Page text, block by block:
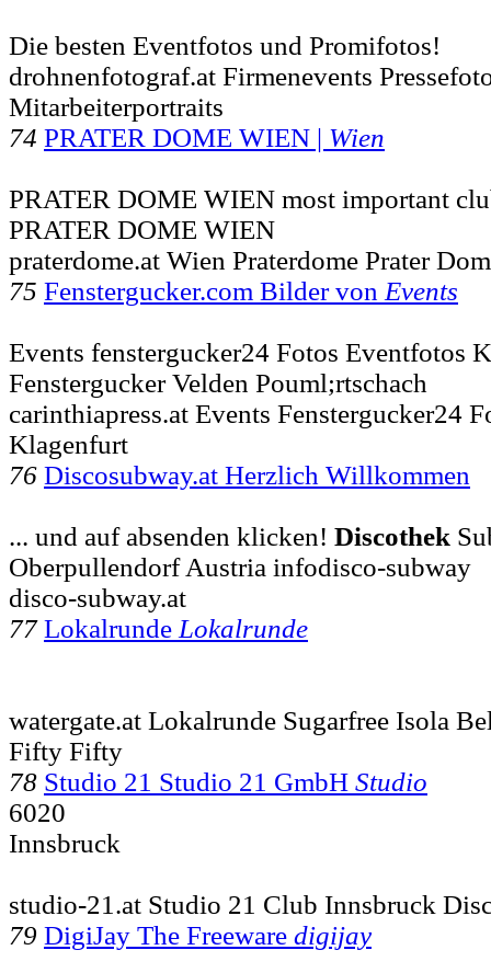
Die besten Eventfotos und Promifotos!
drohnenfotograf.at Firmenevents
Mitarbeiterportraits
74 PRATER DOME WIEN | Wien
PRATER DOME WIEN most important
PRATER DOME WIEN
praterdome.at Wien Praterdome Prater
75 Fenstergucker.com Bilder von Events
Events fenstergucker24 Fotos Eventfotos
Fenstergucker Velden Pouml;rtschach
carinthiapress.at Events Fenstergucker24
Klagenfurt
76 Discosubway.at Herzlich Willkommen
... und auf absenden klicken! Discothek
Oberpullendorf Austria infodisco-subway
disco-subway.at
77 Lokalrunde Lokalrunde
watergate.at Lokalrunde Sugarfree Isola
Fifty Fifty
78 Studio 21 Studio 21 GmbH Studio
6020
Innsbruck
studio-21.at Studio 21 Club Innsbruck
79 DigiJay The Freeware digijay